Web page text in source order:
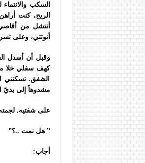
السكب
الريح، كنت
أنتشل من
أنوثتي، وعلى
وقبل أن أسدل
كهف سفلي خلا
الشفق. تسكنني
مشدوهاً إلى يديّ
على شفتيه.
”هل نمت ..؟”
أجاب: